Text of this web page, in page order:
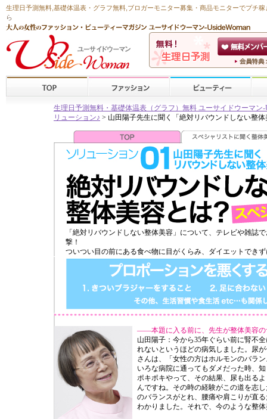
生理日予測無料 基礎体温表・グラフ無料 ,ブロガーモニター募集・商品モニターでプチ稼
ら
生理日予測無料・基礎体温表（グラフ）無料 ユーサイドウーマン-
リューション♪ > 山田陽子先生に聞く「絶対リバウンドしない整体
「絶対リバウンドしない整体美容」について、テレビや雑誌
撃！
ついつい目の前にある食べ物に目がくらみ、ダイエットでき
——本題に入る前に、先生が整体美容の
山田陽子：今から35年ぐらい前に腎不
れないというほどの病気しました。尿
さんは、「女性の方はホルモンのバラ
いろな病院に通ってもダメだった時、
ポキポキやって、その結果、尿も出る
んですね。その時の経験がこの道を志
のバランスがとれ、腰痛や肩こりが直
わかりました。それで、今のような整